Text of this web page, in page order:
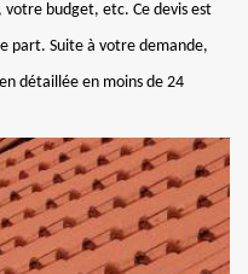
votre budget, etc. Ce devis est
part. Suite à votre demande,
détaillée en moins de 24